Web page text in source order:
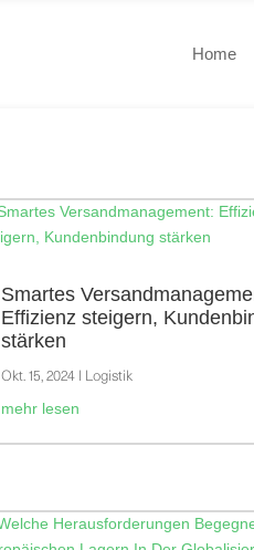
Home
Smartes
Effizienz steigern,
stärken
Okt. 15, 2024 Logistik
mehr lesen